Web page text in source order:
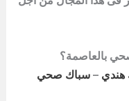
بالعاصمة؟
هندي –سباك صحي